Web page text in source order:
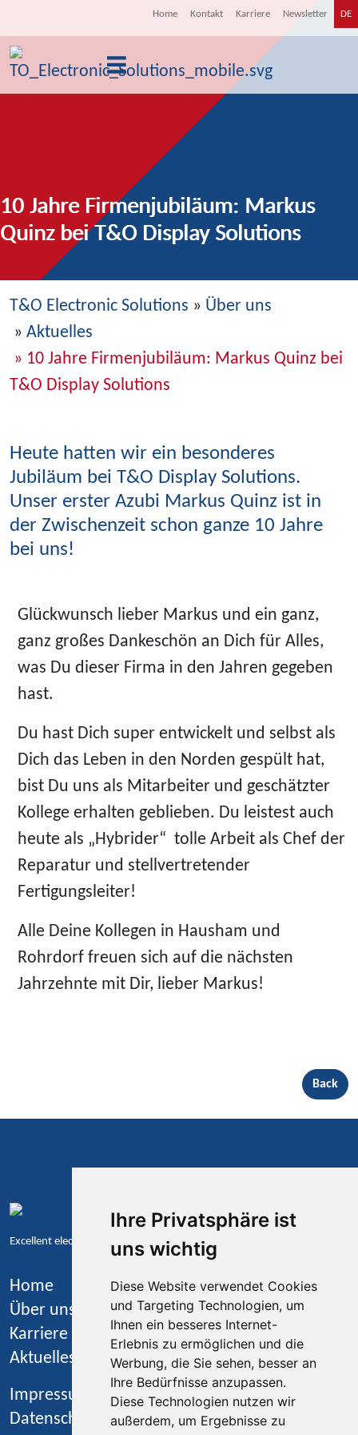
Ihre Privatsphäre ist
uns wichtig
Diese Website verwendet Cookies
und Targeting Technologien, um
Ihnen ein besseres Internet-
Erlebnis zu ermöglichen und die
Werbung, die Sie sehen, besser an
Ihre Bedürfnisse anzupassen.
Diese Technologien nutzen wir
außerdem, um Ergebnisse zu
Home Kontakt Karriere Newsletter DE
10 Jahre Firmenjubiläum: Markus
Quinz bei T&O Display Solutions
T&O Electronic Solutions » Über uns
» Aktuelles
» 10 Jahre Firmenjubiläum: Markus Quinz bei
T&O Display Solutions
Heute hatten wir ein besonderes
Jubiläum bei T&O Display Solutions.
Unser erster Azubi Markus Quinz ist in
der Zwischenzeit schon ganze 10 Jahre
bei uns!
Glückwunsch lieber Markus und ein ganz,
ganz großes Dankeschön an Dich für Alles,
was Du dieser Firma in den Jahren gegeben
hast.
Du hast Dich super entwickelt und selbst als
Dich das Leben in den Norden gespült hat,
bist Du uns als Mitarbeiter und geschätzter
Kollege erhalten geblieben. Du leistest auch
heute als „Hybrider“ tolle Arbeit als Chef der
Reparatur und stellvertretender
Fertigungsleiter!
Alle Deine Kollegen in Hausham und
Rohrdorf freuen sich auf die nächsten
Jahrzehnte mit Dir, lieber Markus!
Back
Excellent electronics – engineered for tomorrow
Home
Über uns
Karriere
Aktuelles
Impressum
Datenschutz